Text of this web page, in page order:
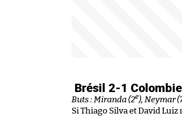
Brésil 2-1 Colombie
Buts : Miranda (2e), Neymar
Si Thiago Silva et David